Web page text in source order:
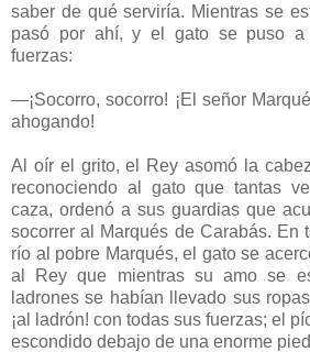
saber de qué serviría. Mientras se
pasó por ahí, y el gato se puso a
fuerzas:
—¡Socorro, socorro! ¡El señor
ahogando!
Al oír el grito, el Rey asomó la
reconociendo al gato que tantas
caza, ordenó a sus guardias que
socorrer al Marqués de Carabás. En
río al pobre Marqués, el gato se
al Rey que mientras su amo se
ladrones se habían llevado sus
¡al ladrón! con todas sus fuerzas; el
escondido debajo de una enorme